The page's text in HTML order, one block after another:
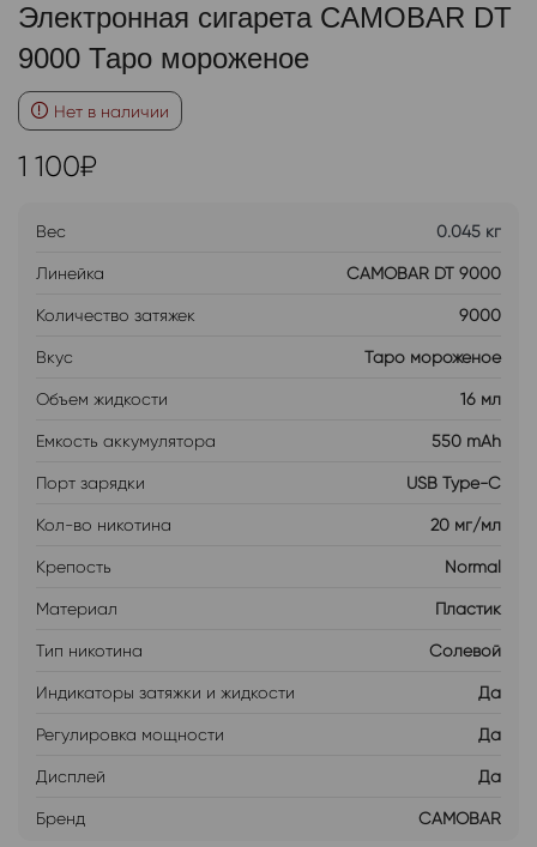
Электронная сигарета CAMOBAR DT
9000 Таро мороженое
Нет в наличии
1 100₽
Вес 0.045 кг
Линейка CAMOBAR DT 9000
Количество затяжек 9000
Вкус Таро мороженое
Объем жидкости 16 мл
Емкость аккумулятора 550 mAh
Порт зарядки USB Type-C
Кол-во никотина 20 мг/мл
Крепость Normal
Материал Пластик
Тип никотина Солевой
Индикаторы затяжки и жидкости Да
Регулировка мощности Да
Дисплей Да
Бренд CAMOBAR